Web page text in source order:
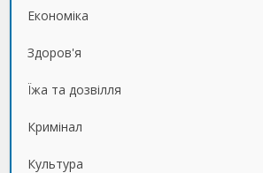
Економіка
Здоров'я
Їжа та дозвілля
Кримінал
Культура